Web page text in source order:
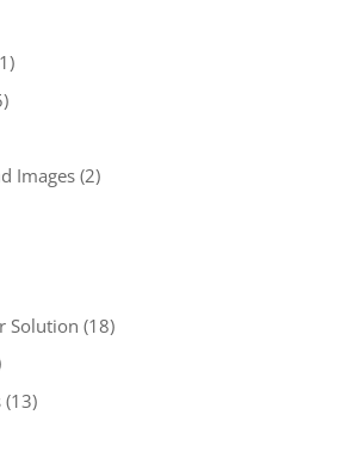
Images(2)
Solution (18)
(13)